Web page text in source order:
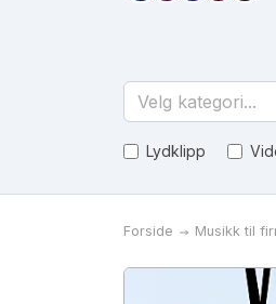
Velg kategori...
Lydklipp
Forside Musikk til